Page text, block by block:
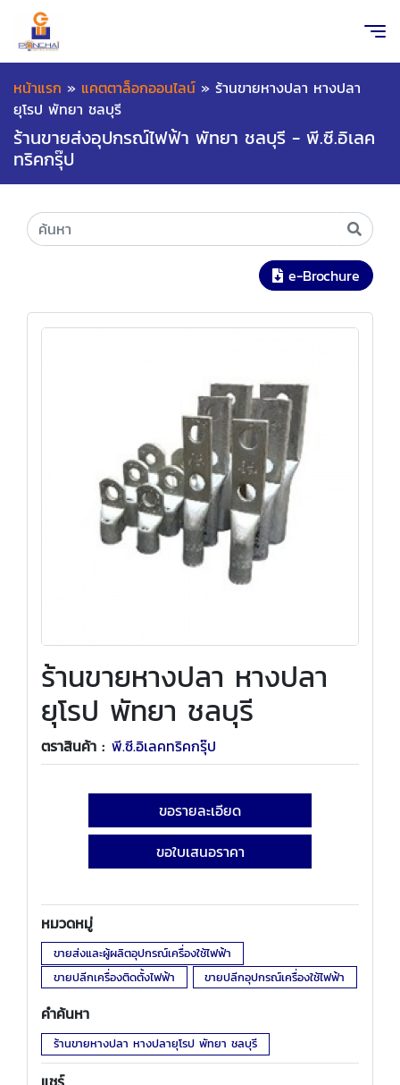
หน้าแรก » แคตตาล็อกออนไลน์ » ร้านขายหางปลา หางปลา
ยุโรป พัทยา ชลบุรี
ร้านขายส่งอุปกรณ์ไฟฟ้า พัทยา ชลบุรี - พี.ซี.อิเลค
ทริคกรุ๊ป
e-Brochure
ร้านขายหางปลา หางปลา
ยุโรป พัทยา ชลบุรี
ตราสินค้า : พี.ซี.อิเลคทริคกรุ๊ป
ขอรายละเอียด
ขอใบเสนอราคา
หมวดหมู่
ขายส่งและผู้ผลิตอุปกรณ์เครื่องใช้ไฟฟ้า
ขายปลีกเครื่องติดตั้งไฟฟ้า
ขายปลีกอุปกรณ์เครื่องใช้ไฟฟ้า
คำค้นหา
ร้านขายหางปลา หางปลายุโรป พัทยา ชลบุรี